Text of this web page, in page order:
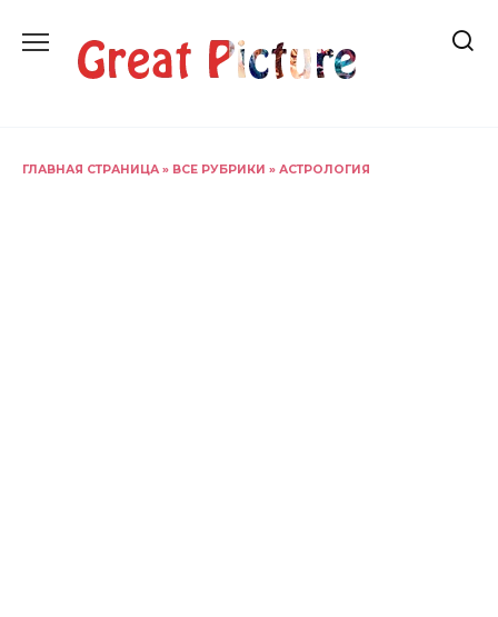
содержанию
ГЛАВНАЯ СТРАНИЦА » ВСЕ РУБРИКИ » АСТРОЛОГИЯ